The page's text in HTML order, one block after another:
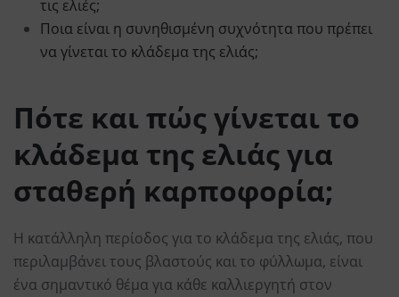
τις ελιές;
Ποια είναι η συνηθισμένη συχνότητα που πρέπει
να γίνεται το κλάδεμα της ελιάς;
Πότε και πώς γίνεται το
κλάδεμα της ελιάς για
σταθερή καρποφορία;
Η κατάλληλη περίοδος για το κλάδεμα της ελιάς, που
περιλαμβάνει τους βλαστούς και το φύλλωμα, είναι
ένα σημαντικό θέμα για κάθε καλλιεργητή στον